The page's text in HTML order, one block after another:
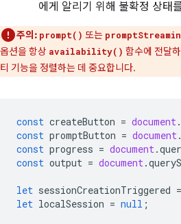
에게 알리기 위해 불확정 상태
주의: prompt() 또는
옵션을 항상 availability() 함수에 전달
티 기능을 정렬하는 데 중요합니다.
const createButton = document.
const promptButton = document.
const progress = document.
const output = document.
let sessionCreationTriggered =
let localSession = null ;